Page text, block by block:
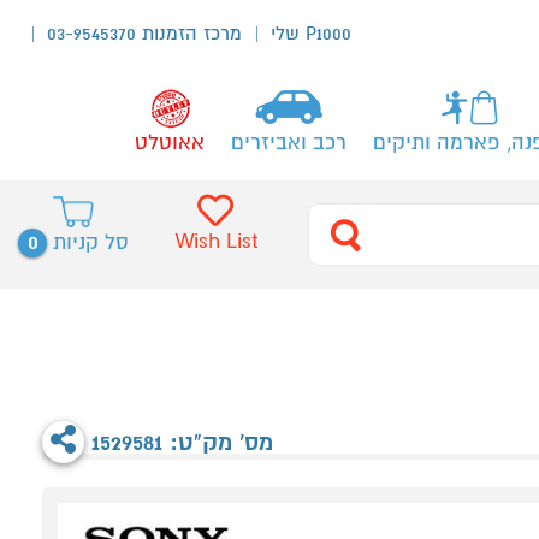
P1000 שלי מרכז הזמנות 03-9545370
פארמה ותיקים רכב ואביזרים אאוטלט
סל קניות 0 Wish List
מס' מק"ט: 1529581